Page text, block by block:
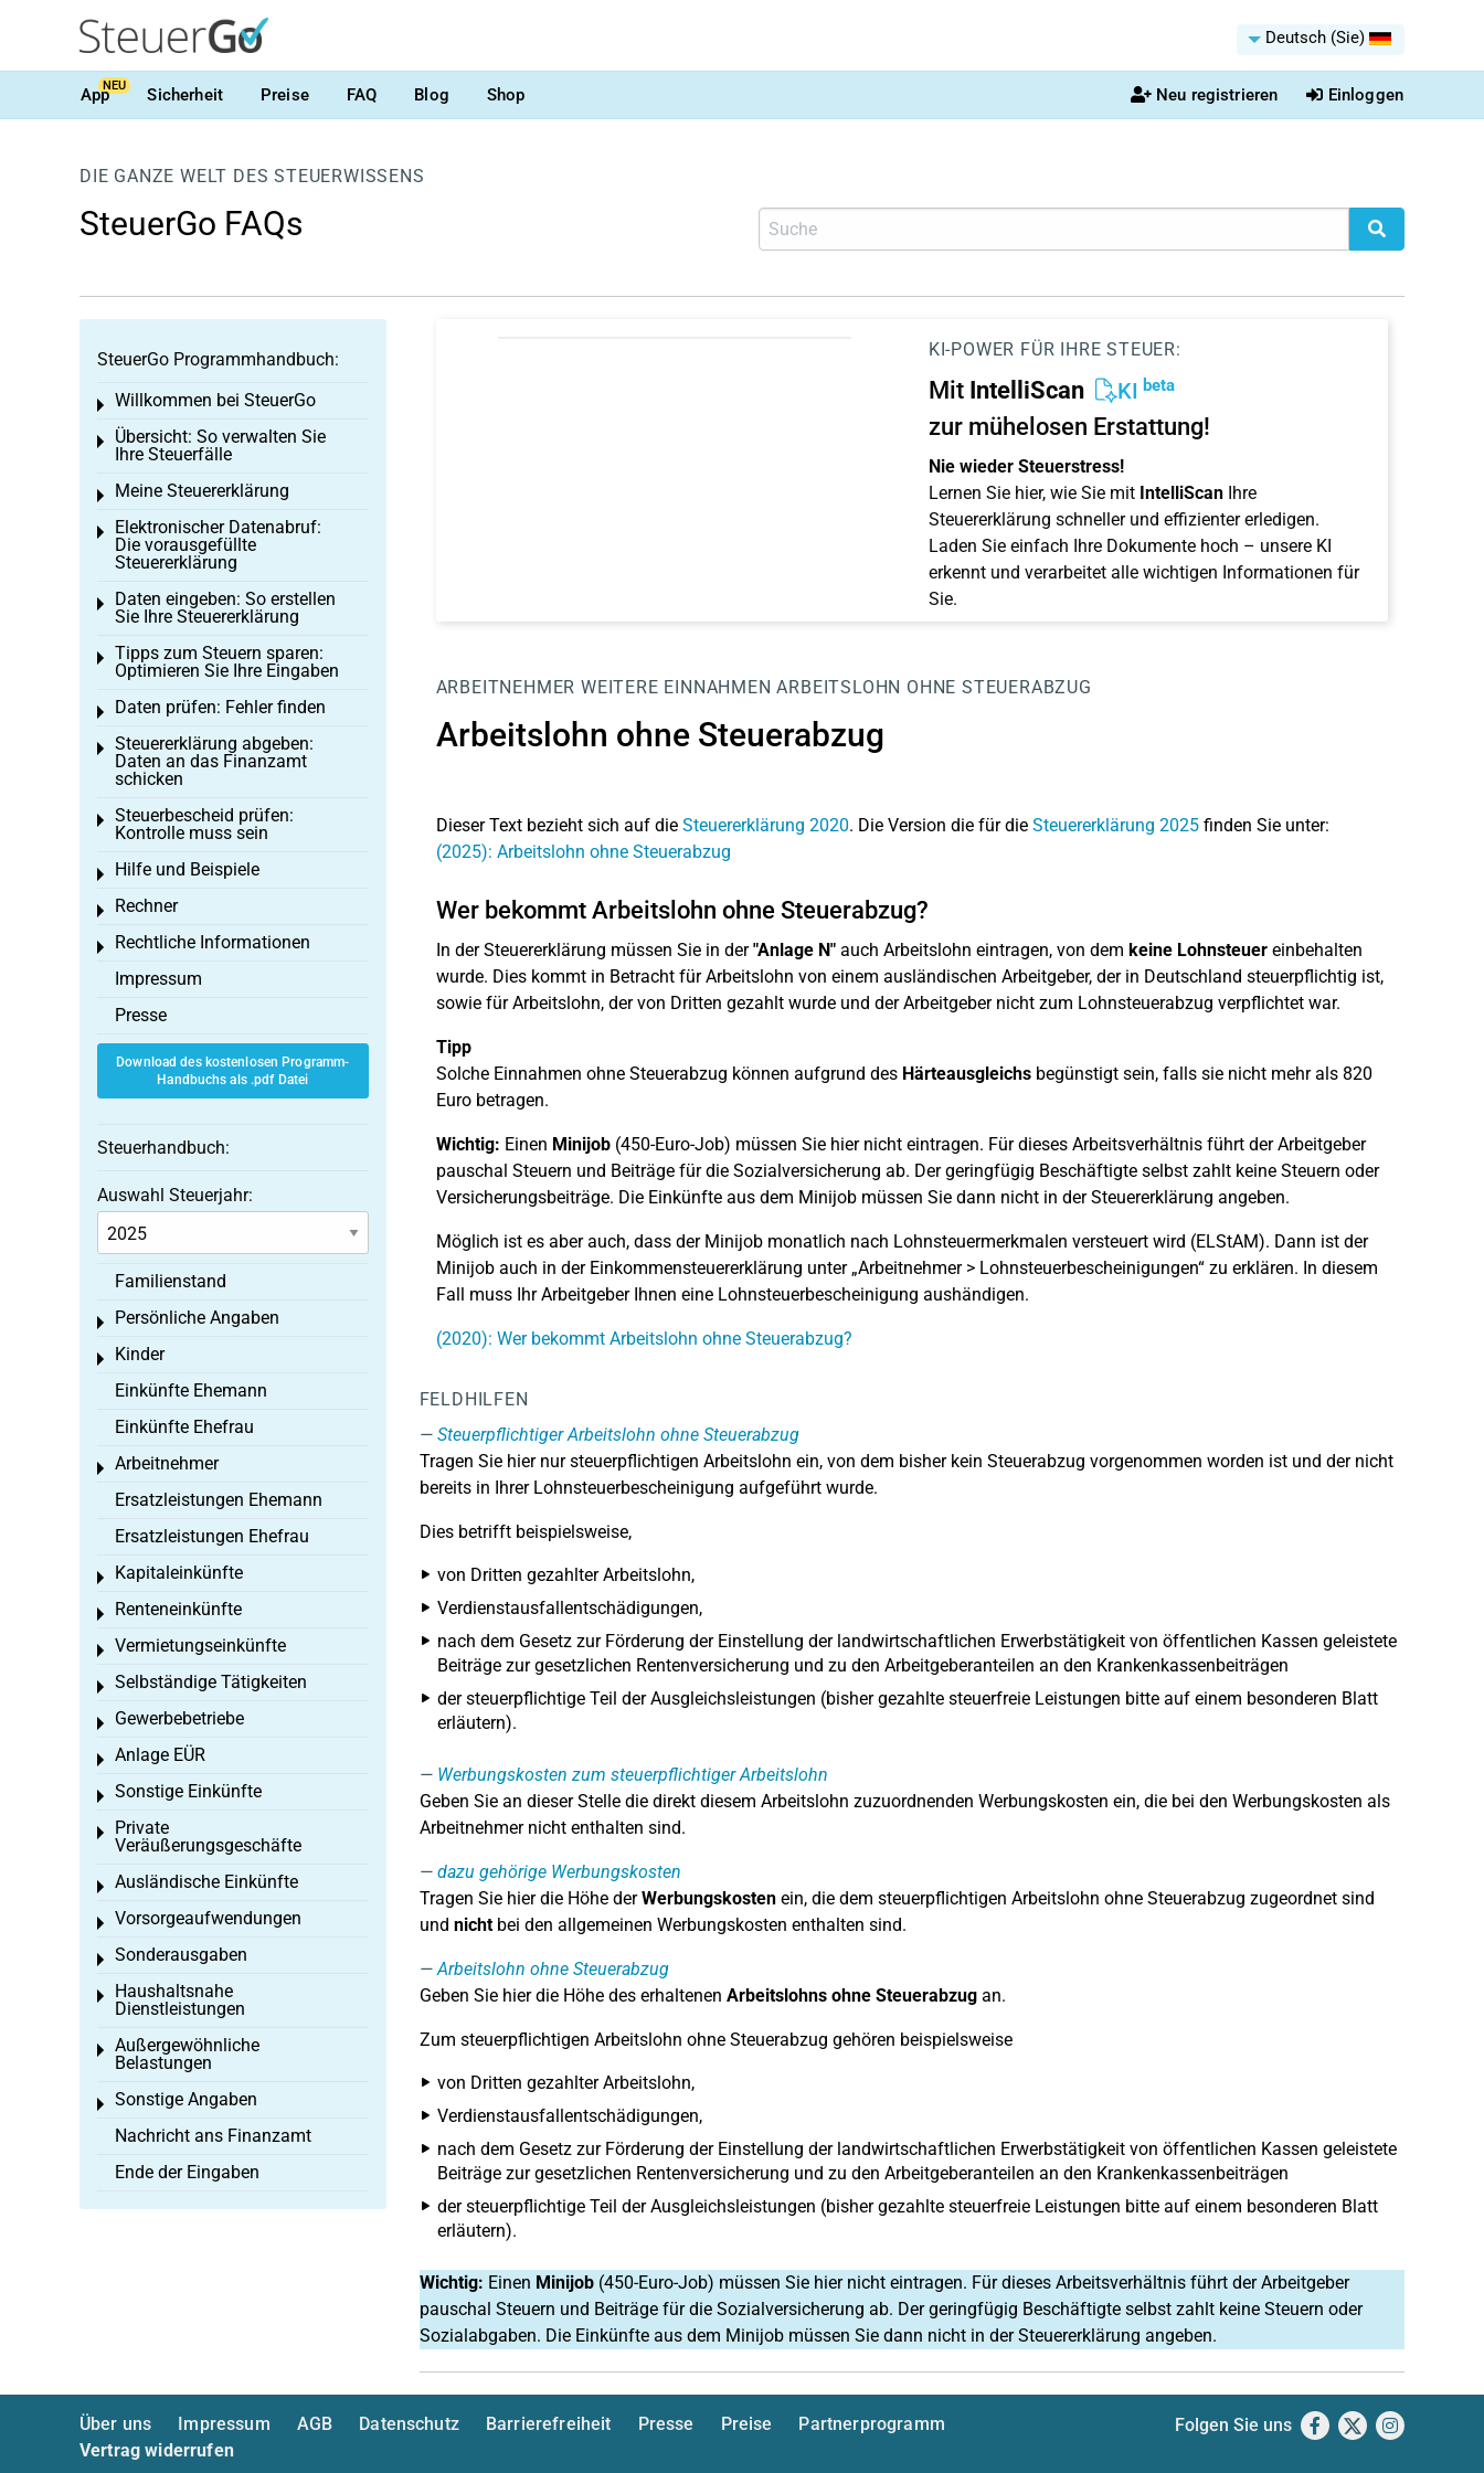
Deutsch (Sie)
AppNEU Sicherheit Preise FAQ Blog Shop Neu registrieren Einloggen
DIE GANZE WELT DES STEUERWISSENS
SteuerGo FAQs
KI-POWER FÜR IHRE STEUER:
Mit IntelliScan KI beta
zur mühelosen Erstattung!
Nie wieder Steuerstress!
Lernen Sie hier, wie Sie mit IntelliScanIhre
Steuererklärung schneller und effizienter erledigen.
Laden Sie einfach Ihre Dokumente hoch – unsere KI
erkennt und verarbeitet alle wichtigen Informationen für
Sie.
ARBEITNEHMER WEITERE EINNAHMEN ARBEITSLOHN OHNE STEUERABZUG
Arbeitslohn ohne Steuerabzug
Dieser Text bezieht sich auf die Steuererklärung 2020. Die Version die für die Steuererklärung 2025finden Sie unter:
(2025): Arbeitslohn ohne Steuerabzug
Wer bekommt Arbeitslohn ohne Steuerabzug?
In der Steuererklärung müssen Sie in der"Anlage N"auch Arbeitslohn eintragen, von dem keine Lohnsteuereinbehalten
wurde. Dies kommt in Betracht für Arbeitslohn von einem ausländischen Arbeitgeber, der in Deutschland steuerpflichtig ist,
sowie für Arbeitslohn, der von Dritten gezahlt wurde und der Arbeitgeber nicht zum Lohnsteuerabzug verpflichtet war.
Tipp
Solche Einnahmen ohne Steuerabzug können aufgrund des Härteausgleichsbegünstigt sein, falls sie nicht mehr als 820
Euro betragen.
Wichtig: Einen Minijob(450-Euro-Job) müssen Sie hier nicht eintragen. Für dieses Arbeitsverhältnis führt der Arbeitgeber
pauschal Steuern und Beiträge für die Sozialversicherung ab. Der geringfügig Beschäftigte selbst zahlt keine Steuern oder
Versicherungsbeiträge. Die Einkünfte aus dem Minijob müssen Sie dann nicht in der Steuererklärung angeben.
Möglich ist es aber auch, dass der Minijob monatlich nach Lohnsteuermerkmalen versteuert wird (ELStAM). Dann ist der
Minijob auch in der Einkommensteuererklärung unter „Arbeitnehmer > Lohnsteuerbescheinigungen“ zu erklären. In diesem
Fall muss Ihr Arbeitgeber Ihnen eine Lohnsteuerbescheinigung aushändigen.
(2020): Wer bekommt Arbeitslohn ohne Steuerabzug?
FELDHILFEN
Steuerpflichtiger Arbeitslohn ohne Steuerabzug
Tragen Sie hier nur steuerpflichtigen Arbeitslohn ein, von dem bisher kein Steuerabzug vorgenommen worden ist und der nicht
bereits in Ihrer Lohnsteuerbescheinigung aufgeführt wurde.
Dies betrifft beispielsweise,
von Dritten gezahlter Arbeitslohn,
Verdienstausfallentschädigungen,
nach dem Gesetz zur Förderung der Einstellung der landwirtschaftlichen Erwerbstätigkeit von öffentlichen Kassen geleistete
Beiträge zur gesetzlichen Rentenversicherung und zu den Arbeitgeberanteilen an den Krankenkassenbeiträgen
der steuerpflichtige Teil der Ausgleichsleistungen (bisher gezahlte steuerfreie Leistungen bitte auf einem besonderen Blatt
erläutern).
Werbungskosten zum steuerpflichtiger Arbeitslohn
Geben Sie an dieser Stelle die direkt diesem Arbeitslohn zuzuordnenden Werbungskosten ein, die bei den Werbungskosten als
Arbeitnehmer nicht enthalten sind.
dazu gehörige Werbungskosten
Tragen Sie hier die Höhe derWerbungskostenein, die dem steuerpflichtigen Arbeitslohn ohne Steuerabzug zugeordnet sind
und nichtbei den allgemeinen Werbungskosten enthalten sind.
Arbeitslohn ohne Steuerabzug
Geben Sie hier die Höhe des erhaltenen Arbeitslohns ohne Steuerabzugan.
Zum steuerpflichtigen Arbeitslohn ohne Steuerabzug gehören beispielsweise
von Dritten gezahlter Arbeitslohn,
Verdienstausfallentschädigungen,
nach dem Gesetz zur Förderung der Einstellung der landwirtschaftlichen Erwerbstätigkeit von öffentlichen Kassen geleistete
Beiträge zur gesetzlichen Rentenversicherung und zu den Arbeitgeberanteilen an den Krankenkassenbeiträgen
der steuerpflichtige Teil der Ausgleichsleistungen (bisher gezahlte steuerfreie Leistungen bitte auf einem besonderen Blatt
erläutern).
Wichtig: Einen Minijob(450-Euro-Job) müssen Sie hier nicht eintragen. Für dieses Arbeitsverhältnis führt der Arbeitgeber
pauschal Steuern und Beiträge für die Sozialversicherung ab. Der geringfügig Beschäftigte selbst zahlt keine Steuern oder
Sozialabgaben. Die Einkünfte aus dem Minijob müssen Sie dann nicht in der Steuererklärung angeben.
SteuerGo Programmhandbuch:
Willkommen bei SteuerGo
Toggle menu
Übersicht: So verwalten Sie
Ihre Steuerfälle
Toggle menu
Meine Steuererklärung
Toggle menu
Elektronischer Datenabruf:
Die vorausgefüllte
Steuererklärung
Toggle menu
Daten eingeben: So erstellen
Sie Ihre Steuererklärung
Toggle menu
Tipps zum Steuern sparen:
Optimieren Sie Ihre Eingaben
Toggle menu
Daten prüfen: Fehler finden
Toggle menu
Steuererklärung abgeben:
Daten an das Finanzamt
schicken
Toggle menu
Steuerbescheid prüfen:
Kontrolle muss sein
Toggle menu
Hilfe und Beispiele
Toggle menu
Rechner
Toggle menu
Rechtliche Informationen
Toggle menu
Impressum
Presse
Download des kostenlosen Programm-
Handbuchs als .pdf Datei
Steuerhandbuch:
Auswahl Steuerjahr:
Familienstand
Persönliche Angaben
Toggle menu
Kinder
Toggle menu
Einkünfte Ehemann
Einkünfte Ehefrau
Arbeitnehmer
Toggle menu
Ersatzleistungen Ehemann
Ersatzleistungen Ehefrau
Kapitaleinkünfte
Toggle menu
Renteneinkünfte
Toggle menu
Vermietungseinkünfte
Toggle menu
Selbständige Tätigkeiten
Toggle menu
Gewerbebetriebe
Toggle menu
Anlage EÜR
Toggle menu
Sonstige Einkünfte
Toggle menu
Private
Veräußerungsgeschäfte
Toggle menu
Ausländische Einkünfte
Toggle menu
Vorsorgeaufwendungen
Toggle menu
Sonderausgaben
Toggle menu
Haushaltsnahe
Dienstleistungen
Toggle menu
Außergewöhnliche
Belastungen
Toggle menu
Sonstige Angaben
Toggle menu
Nachricht ans Finanzamt
Ende der Eingaben
Über uns Impressum AGB Datenschutz Barrierefreiheit Presse Preise
Partnerprogramm
Vertrag widerrufen
Folgen Sie uns Facebook
X Instagram